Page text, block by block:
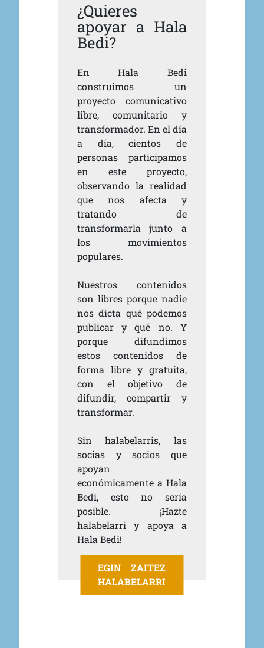
¿Quieres
apoyar a Hala
Bedi?
En Hala Bedi
construimos un
proyecto comunicativo
libre, comunitario y
transformador. En el día
a día, cientos de
personas participamos
en este proyecto,
observando la realidad
que nos afecta y
tratando de
transformarla junto a
los movimientos
populares.
Nuestros contenidos
son libres porque nadie
nos dicta qué podemos
publicar y qué no. Y
porque difundimos
estos contenidos de
forma libre y gratuita,
con el objetivo de
difundir, compartir y
transformar.
Sin halabelarris, las
socias y socios que
apoyan
económicamente a Hala
Bedi, esto no sería
posible. ¡Hazte
halabelarri y apoya a
Hala Bedi!
EGIN ZAITEZ
HALABELARRI